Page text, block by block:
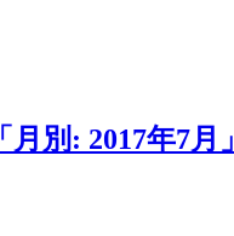
別: 2017年7月」